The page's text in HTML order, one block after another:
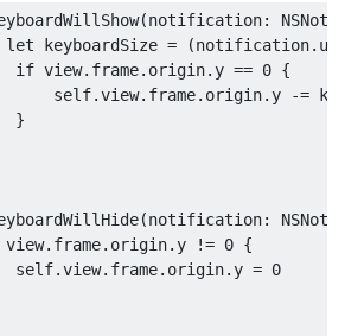
(notification:
let keyboardSize = (notification.
if view. frame. origin. y == 0 {
self.view. frame. origin. y -=
}
(notification:
view. frame. origin. y != 0 {
self.view. frame. origin. y = 0